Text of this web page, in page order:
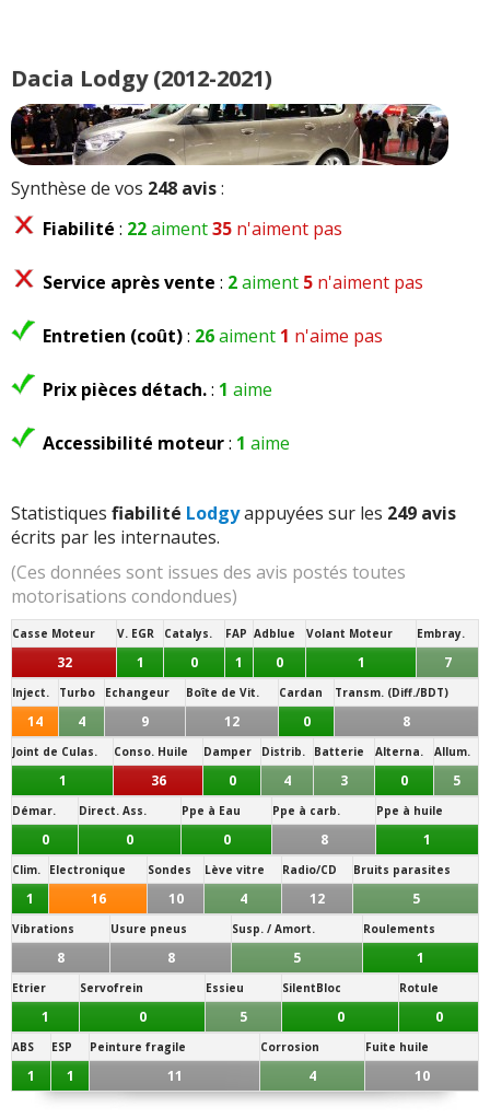
Dacia Lodgy (2012-2021)
Synthèse de vos 248 avis:
Fiabilité : 22aiment35 n'aiment pas
Service après vente : 2aiment 5 n'aiment pas
Entretien (coût): 26aiment 1 n'aime pas
Prix pièces détach.: 1 aime
Accessibilité moteur: 1 aime
Statistiques fiabilité Lodgyappuyées sur les 249 avis
écrits par les internautes.
(Ces données sont issues des avis postés toutes
motorisations condondues)
Casse Moteur V. EGR Catalys. FAP Adblue Volant Moteur Embray.
32 1 0 1 0 1 7
Inject. Turbo Echangeur Boîte de Vit. Cardan Transm. (Diff./BDT)
14 4 9 12 0 8
Joint de Culas. Conso. Huile Damper Distrib. Batterie Alterna. Allum.
1 36 0 4 3 0 5
Démar. Direct. Ass. Ppe à Eau Ppe à carb. Ppe à huile
0 0 0 8 1
Clim. Electronique Sondes Lève vitre Radio/CD Bruits parasites
1 16 10 4 12 5
Vibrations Usure pneus Susp. / Amort. Roulements
8 8 5 1
Etrier Servofrein Essieu SilentBloc Rotule
1 0 5 0 0
ABS ESP Peinture fragile Corrosion Fuite huile
1 1 11 4 10